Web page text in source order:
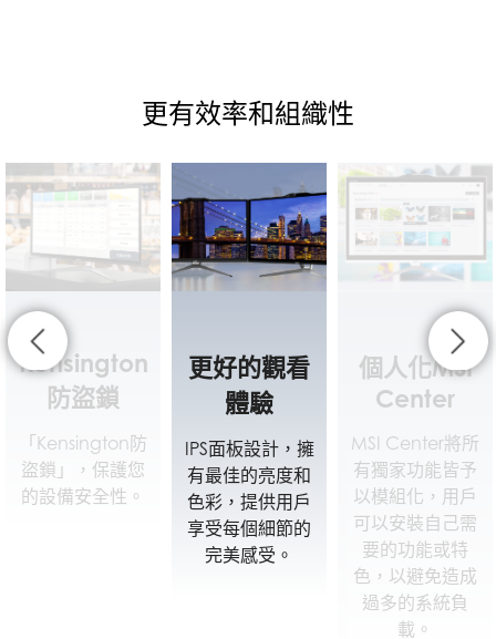
更有效率和組織性
更好的觀看
體驗
IPS面板設計，擁
有最佳的亮度和
色彩，提供用戶
個人化MSI
Center
MSI Center將所
有獨家功能皆予
以模組化，用戶
可以安裝自己需
要的功能或特
VESA標準安
裝設計
零售商可以將支
援標準VESA安裝
的AIO電腦當做
POS機或安裝於
牆面做為數位點
餐機使用。